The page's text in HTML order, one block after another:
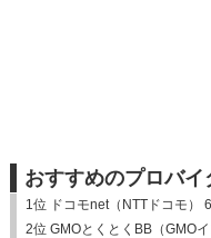
おすすめのプロバ
1位 ドコモnet（NTTドコモ）
2位 GMOとくとくBB（GMO